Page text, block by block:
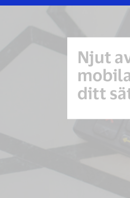
Njut
ditt